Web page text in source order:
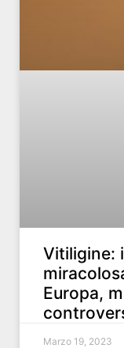
Vitiligine:
Europa,
Marzo 19, 2023